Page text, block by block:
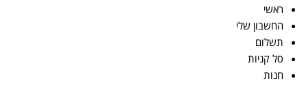
ראשי
החשבון שלי
תשלום
סל קניות
חנות